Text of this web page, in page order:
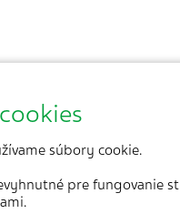
súbory cookie.
pre fungovanie